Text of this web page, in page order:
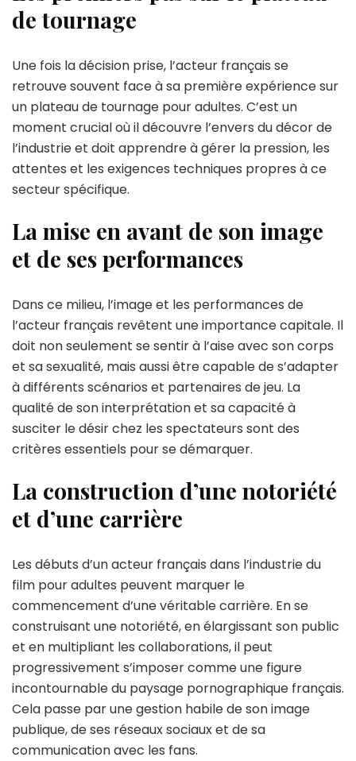
de tournage
Une fois la décision prise, l’acteur français se
retrouve souvent face à sa première expérience sur
un plateau de tournage pour adultes. C’est un
moment crucial où il découvre l’envers du décor de
l’industrie et doit apprendre à gérer la pression, les
attentes et les exigences techniques propres à ce
secteur spécifique.
La mise en avant de son image
et de ses performances
Dans ce milieu, l’image et les performances de
l’acteur français revêtent une importance capitale. Il
doit non seulement se sentir à l’aise avec son corps
et sa sexualité, mais aussi être capable de s’adapter
à différents scénarios et partenaires de jeu. La
qualité de son interprétation et sa capacité à
susciter le désir chez les spectateurs sont des
critères essentiels pour se démarquer.
La construction d’une notoriété
et d’une carrière
Les débuts d’un acteur français dans l’industrie du
film pour adultes peuvent marquer le
commencement d’une véritable carrière. En se
construisant une notoriété, en élargissant son public
et en multipliant les collaborations, il peut
progressivement s’imposer comme une figure
incontournable du paysage pornographique français.
Cela passe par une gestion habile de son image
publique, de ses réseaux sociaux et de sa
communication avec les fans.